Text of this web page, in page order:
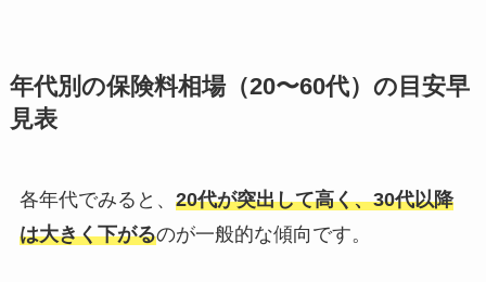
年代別の保険料相場（20〜60代）の目安早
見表
各年代でみると、 20代が突出して高く、30代以降
は大きく下がるのが一般的な傾向です。